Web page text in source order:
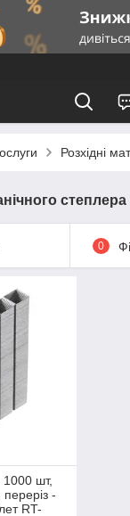
Розхідні
степлера
0
шт,
-
RT-